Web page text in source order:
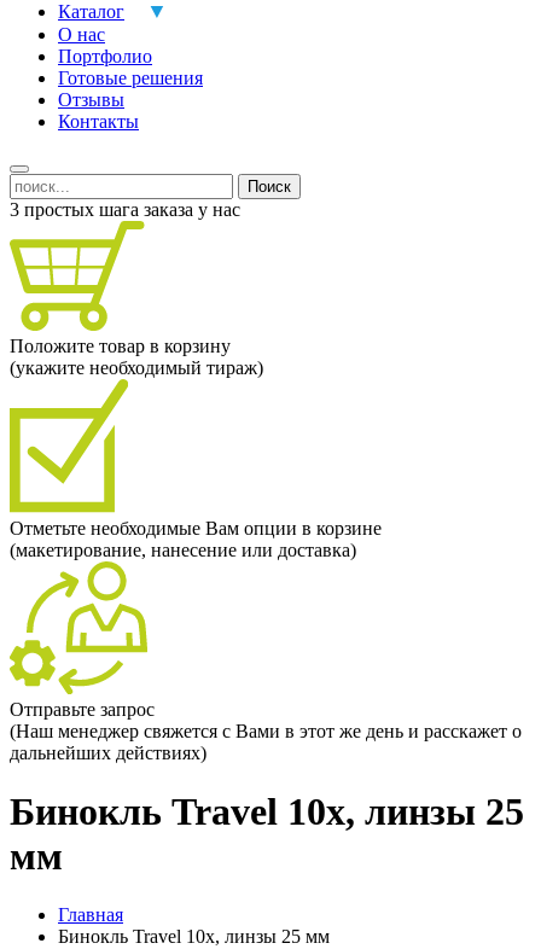
Каталог
О нас
Портфолио
Готовые решения
Отзывы
Контакты
Поиск
3 простых шага заказа у нас
Положите товар в корзину
(укажите необходимый тираж)
Отметьте необходимые Вам опции в корзине
(макетирование, нанесение или доставка)
Отправьте запрос
(Наш менеджер свяжется с Вами в этот же день и расскажет о
дальнейших действиях)
Бинокль Travel 10x, линзы 25
мм
Главная
Бинокль Travel 10x, линзы 25 мм